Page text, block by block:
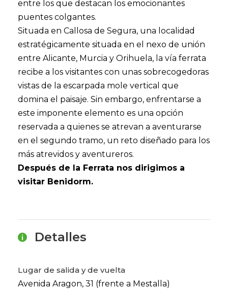
entre los que destacan los emocionantes
puentes colgantes.
Situada en Callosa de Segura, una localidad
estratégicamente situada en el nexo de unión
entre Alicante, Murcia y Orihuela, la vía ferrata
recibe a los visitantes con unas sobrecogedoras
vistas de la escarpada mole vertical que
domina el paisaje. Sin embargo, enfrentarse a
este imponente elemento es una opción
reservada a quienes se atrevan a aventurarse
en el segundo tramo, un reto diseñado para los
más atrevidos y aventureros.
Después de la Ferrata nos dirigimos a
visitar Benidorm.
Detalles
Lugar de salida y de vuelta
Avenida Aragon, 31 (frente a Mestalla)